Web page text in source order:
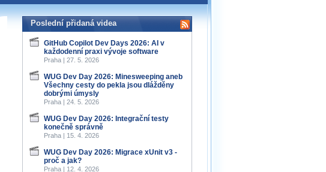
Poslední přidaná videa
GitHub Copilot Dev Days 2026: AI v
každodenní praxi vývoje software
Praha | 27. 5. 2026
WUG Dev Day 2026: Minesweeping aneb
Všechny cesty do pekla jsou dlážděny
dobrými úmysly
Praha | 24. 5. 2026
WUG Dev Day 2026: Integrační testy
konečně správně
Praha | 15. 4. 2026
WUG Dev Day 2026: Migrace xUnit v3 -
proč a jak?
Praha | 12. 4. 2026